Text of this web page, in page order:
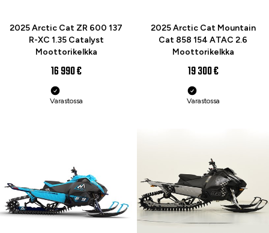
2025 Arctic Cat ZR 600 137
R-XC 1.35 Catalyst
Moottorikelkka
16 990 €
Varastossa
2025 Arctic Cat Mountain
Cat 858 154 ATAC 2.6
Moottorikelkka
19 300 €
Varastossa